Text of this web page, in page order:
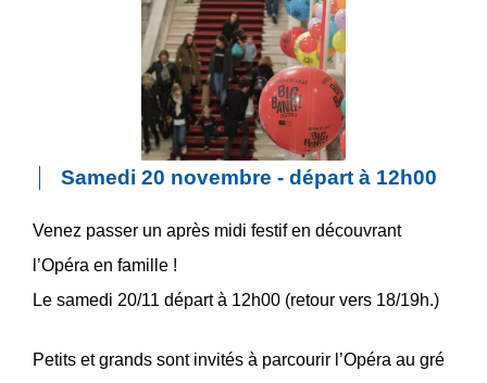
Samedi 20 novembre - départ à 12h00
Venez passer un après midi festif en découvrant
l’Opéra en famille !
Le samedi 20/11 départ à 12h00 (retour vers 18/19h.)
Petits et grands sont invités à parcourir l’Opéra au gré